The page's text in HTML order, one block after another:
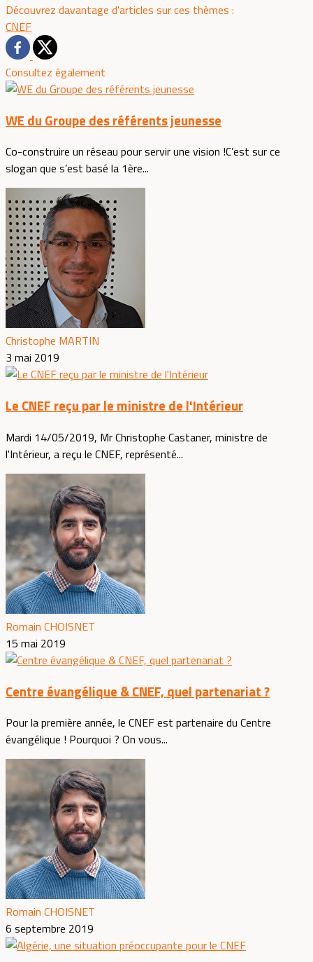
Découvrez davantage d'articles sur ces thèmes :
CNEF
Consultez également
WE du Groupe des référents jeunesse
Co-construire un réseau pour servir une vision !C’est sur ce
slogan que s’est basé la 1ère...
Christophe MARTIN
3 mai 2019
Le CNEF reçu par le ministre de l'Intérieur
Mardi 14/05/2019, Mr Christophe Castaner, ministre de
l'Intérieur, a reçu le CNEF, représenté...
Romain CHOISNET
15 mai 2019
Centre évangélique & CNEF, quel partenariat ?
Pour la première année, le CNEF est partenaire du Centre
évangélique ! Pourquoi ? On vous...
Romain CHOISNET
6 septembre 2019